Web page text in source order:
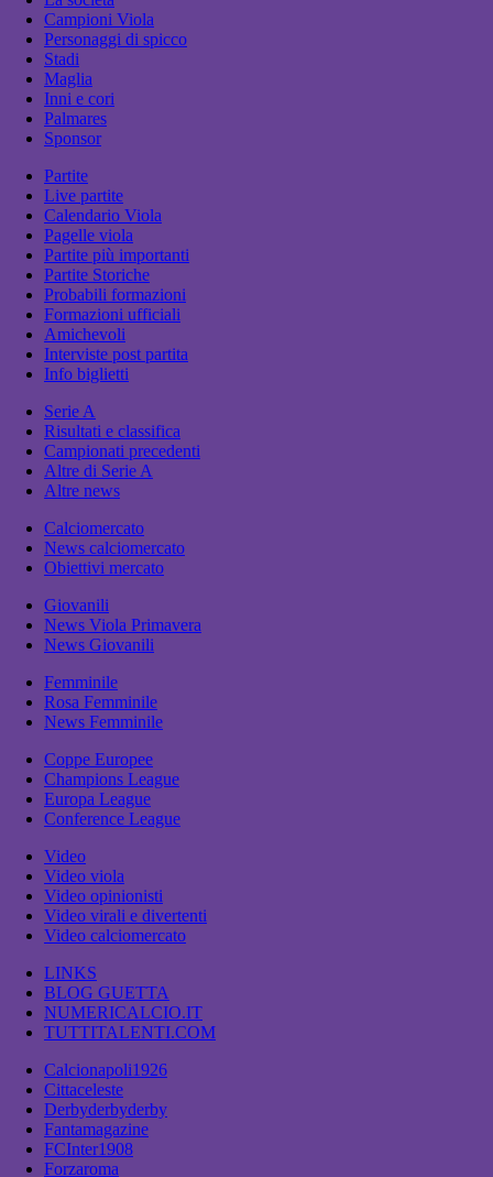
Campioni Viola
Personaggi di spicco
Stadi
Maglia
Inni e cori
Palmares
Sponsor
Partite
Live partite
Calendario Viola
Pagelle viola
Partite più importanti
Partite Storiche
Probabili formazioni
Formazioni ufficiali
Amichevoli
Interviste post partita
Info biglietti
Serie A
Risultati e classifica
Campionati precedenti
Altre di Serie A
Altre news
Calciomercato
News calciomercato
Obiettivi mercato
Giovanili
News Viola Primavera
News Giovanili
Femminile
Rosa Femminile
News Femminile
Coppe Europee
Champions League
Europa League
Conference League
Video
Video viola
Video opinionisti
Video virali e divertenti
Video calciomercato
LINKS
BLOG GUETTA
NUMERICALCIO.IT
TUTTITALENTI.COM
Calcionapoli1926
Cittaceleste
Derbyderbyderby
Fantamagazine
FCInter1908
Forzaroma